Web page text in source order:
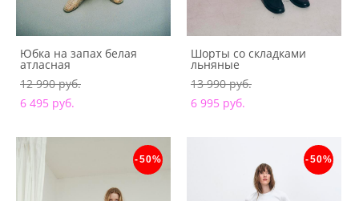
Юбка на запах белая
атласная
12 990 pуб.
6 495 pуб.
Шорты со складками
льняные
13 990 pуб.
6 995 pуб.
-50% -50%